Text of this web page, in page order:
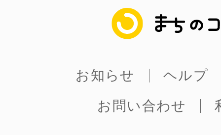
まちのコイン
お知らせ
ヘルプ
お問い合わせ